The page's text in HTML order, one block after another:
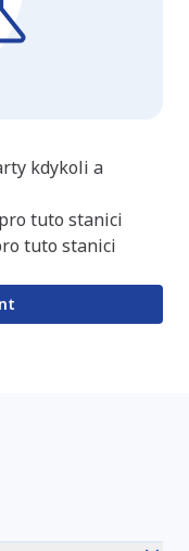
kdykoli a
tuto stanici
tuto stanici